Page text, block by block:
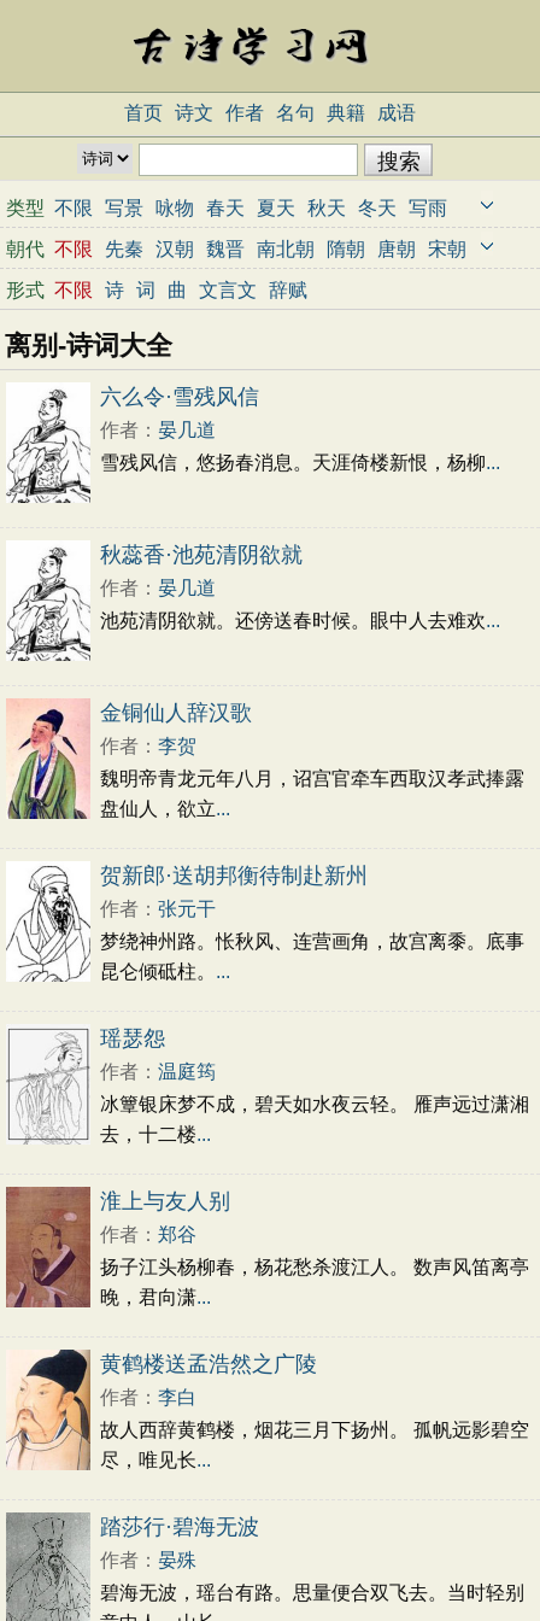
首页 诗文 作者 名句 典籍 成语
类型 不限 写景 咏物 春天 夏天 秋天 冬天
写雨
写雪
写风 写花 梅花 荷花 菊花 柳树
月亮
山水 写山 写水 长江 黄河 儿童 写鸟
写马
田园 边塞 地名 抒情 爱国 离别 送别 思乡
思念 爱情 励志
母亲 友情 战争 读书 惜时 婉约 豪放 诗经
民谣
节日 春节 元宵节
端午节
七夕节 中秋节
咏史怀古
宋词精选 小学古诗
初中古诗
初中文言文 高中文言文
古诗十九首
唐诗三百首
古诗三百首
朝代 不限 先秦 汉朝 魏晋 南北朝 隋朝 唐朝
宋朝
元朝
明朝 清朝 近代 当代
形式 不限 诗 词 曲 文言文 辞赋
离别-诗词大全
六么令·雪残风信
作者： 晏几道
雪残风信，悠扬春消息。天涯倚楼新恨，杨柳...
秋蕊香·池苑清阴欲就
作者： 晏几道
池苑清阴欲就。还傍送春时候。眼中人去难欢...
金铜仙人辞汉歌
作者： 李贺
魏明帝青龙元年八月，诏宫官牵车西取汉孝武捧露
盘仙人，欲立...
贺新郎·送胡邦衡待制赴新州
作者： 张元干
梦绕神州路。怅秋风、连营画角，故宫离黍。底事
昆仑倾砥柱。 ...
瑶瑟怨
作者： 温庭筠
冰簟银床梦不成，碧天如水夜云轻。 雁声远过潇湘
去，十二楼...
淮上与友人别
作者： 郑谷
扬子江头杨柳春，杨花愁杀渡江人。 数声风笛离亭
晚，君向潇...
黄鹤楼送孟浩然之广陵
作者： 李白
故人西辞黄鹤楼，烟花三月下扬州。 孤帆远影碧空
尽，唯见长...
踏莎行·碧海无波
作者： 晏殊
碧海无波，瑶台有路。思量便合双飞去。当时轻别